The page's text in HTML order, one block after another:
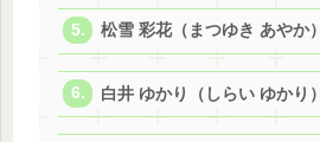
松雪 彩花（まつゆき あやか）
白井 ゆかり（しらい ゆかり）